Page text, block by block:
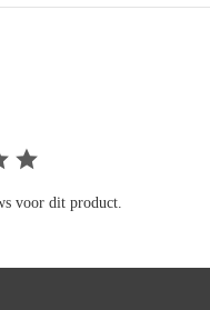
voor dit product.